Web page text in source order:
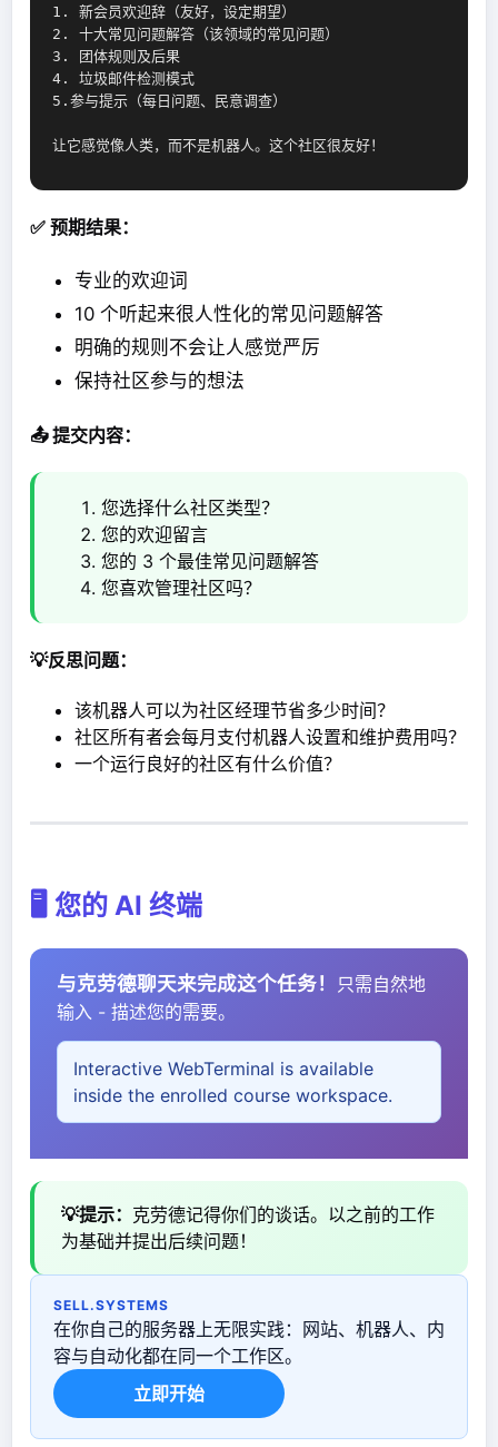
1. 新会员欢迎辞（友好，设定期望）
2. 十大常见问题解答（该领域的常见问题）
3. 团体规则及后果
4. 垃圾邮件检测模式
5.参与提示（每日问题、民意调查）
让它感觉像人类，而不是机器人。这个社区很友好！
✅ 预期结果：
专业的欢迎词
10 个听起来很人性化的常见问题解答
明确的规则不会让人感觉严厉
保持社区参与的想法
📤 提交内容：
您选择什么社区类型？
您的欢迎留言
您的 3 个最佳常见问题解答
您喜欢管理社区吗？
💡反思问题：
该机器人可以为社区经理节省多少时间？
社区所有者会每月支付机器人设置和维护费用吗？
一个运行良好的社区有什么价值？
🖥️ 您的 AI 终端
与克劳德聊天来完成这个任务！
只需自然地
输入 - 描述您的需要。
Interactive WebTerminal is available
inside the enrolled course workspace.
💡提示： 克劳德记得你们的谈话。以之前的工作
为基础并提出后续问题！
SELL.SYSTEMS
在你自己的服务器上无限实践：网站、机器人、内
容与自动化都在同一个工作区。
立即开始